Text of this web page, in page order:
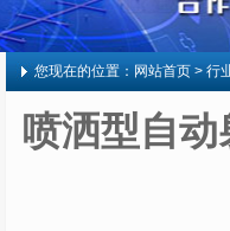
您现在的位置： 网站首页 > 行
喷洒型自